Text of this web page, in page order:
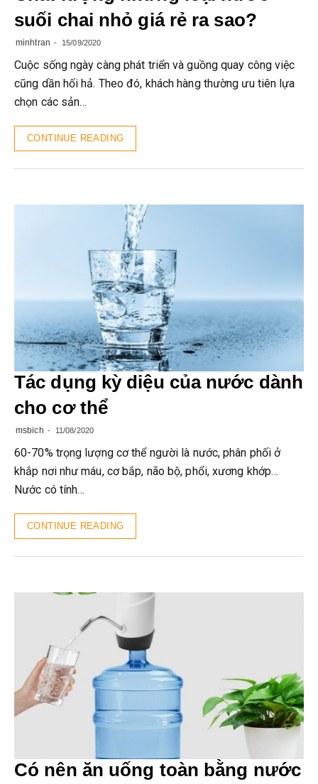
suối chai nhỏ giá rẻ ra sao?
minhtran 15/09/2020
Cuộc sống ngày càng phát triển và guồng quay công việc
cũng dần hối hả. Theo đó, khách hàng thường ưu tiên lựa
chọn các sản…
CONTINUE READING
Tác dụng kỳ diệu của nước dành
cho cơ thể
msbich 11/08/2020
60-70% trọng lượng cơ thể người là nước, phân phối ở
khắp nơi như máu, cơ bắp, não bộ, phổi, xương khớp…
Nước có tính…
CONTINUE READING
Có nên ăn uống toàn bằng nước